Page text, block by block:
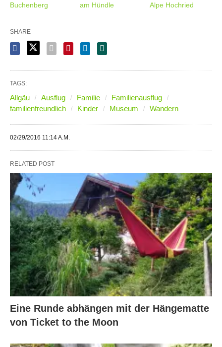
Buchenberg
am Hündle
Alpe Hochried
SHARE
TAGS:
Allgäu Ausflug Familie
Familienausflug
familienfreundlich
Kinder Museum Wandern
02/29/2016 11:14 A.M.
RELATED POST
Eine Runde abhängen mit der Hängematte
von Ticket to the Moon